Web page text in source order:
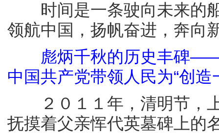
时间是一条驶向未来的船
领航中国，扬帆奋进，奔向
彪炳千秋的历史丰碑
中国共产党带领人民为“创
２０１１年，清明节，上
抚摸着父亲恽代英墓碑上的